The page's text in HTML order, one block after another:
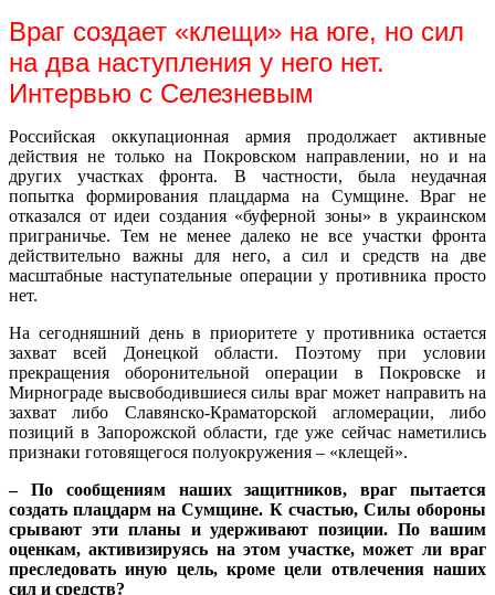
Враг создает «клещи» на юге, но сил
на два наступления у него нет.
Интервью с Селезневым
Российская оккупационная армия продолжает активные
действия не только на Покровском направлении, но и на
других участках фронта. В частности, была неудачная
попытка формирования плацдарма на Сумщине. Враг не
отказался от идеи создания «буферной зоны» в украинском
приграничье. Тем не менее далеко не все участки фронта
действительно важны для него, а сил и средств на две
масштабные наступательные операции у противника просто
нет.
На сегодняшний день в приоритете у противника остается
захват всей Донецкой области. Поэтому при условии
прекращения оборонительной операции в Покровске и
Мирнограде высвободившиеся силы враг может направить на
захват либо Славянско-Краматорской агломерации, либо
позиций в Запорожской области, где уже сейчас наметились
признаки готовящегося полуокружения – «клещей».
– По сообщениям наших защитников, враг пытается
создать плацдарм на Сумщине. К счастью, Силы обороны
срывают эти планы и удерживают позиции. По вашим
оценкам, активизируясь на этом участке, может ли враг
преследовать иную цель, кроме цели отвлечения наших
сил и средств?